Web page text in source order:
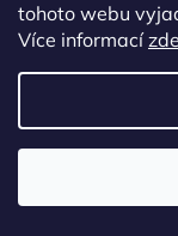
tohoto webu
Více informacízde
Informace